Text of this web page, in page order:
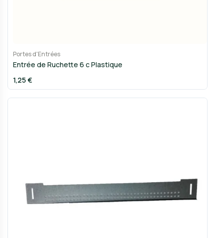
Portes d'Entrées
Entrée de Ruchette 6 c Plastique
1,25 €